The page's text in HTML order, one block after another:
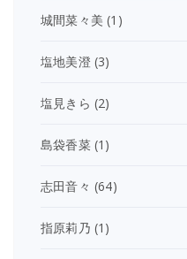
城間菜々美 (1)
塩地美澄(3)
塩見きら (2)
島袋香菜(1)
志田音々 (64)
指原莉乃 (1)